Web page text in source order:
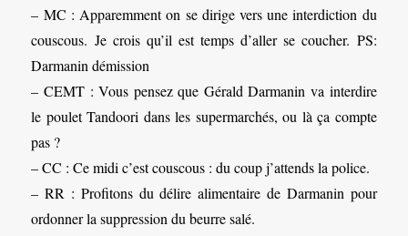
– MC : Apparemment on se dirige vers une interdiction du
couscous. Je crois qu’il est temps d’aller se coucher. PS:
Darmanin démission
– CEMT : Vous pensez que Gérald Darmanin va interdire
le poulet Tandoori dans les supermarchés, ou là ça compte
pas ?
– CC : Ce midi c’est couscous : du coup j’attends la police.
– RR : Profitons du délire alimentaire de Darmanin pour
ordonner la suppression du beurre salé.